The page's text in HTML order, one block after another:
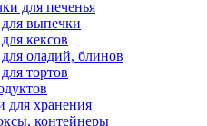
для печенья
выпечки
кексов
оладий, блинов
тортов
для хранения
контейнеры